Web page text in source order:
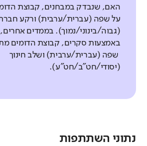
האם, שנבדק במבחנים, קבוצת
על שפה (עברית/ערבית) ורקע
(גבוה/בינוני/נמוך). בממדים
באמצעות סקרים, קבוצת הדומים
שפה (עברית/ערבית) ושלב חינוך
(יסודי/חט"ב/חט"ע).
נתוני השתתפות